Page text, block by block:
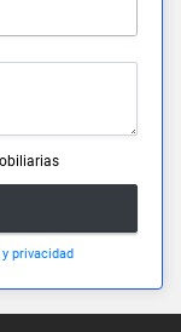
privacidad